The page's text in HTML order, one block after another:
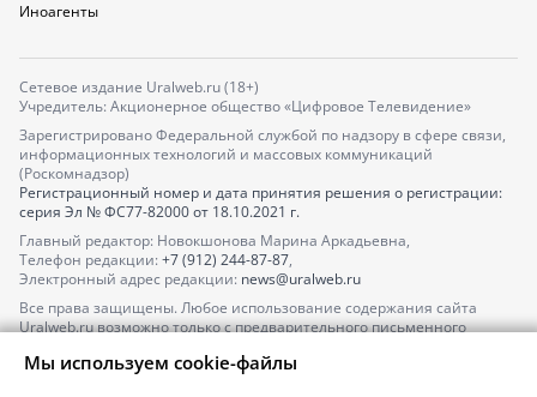
Иноагенты
Сетевое издание Uralweb.ru (18+)
Учредитель: Акционерное общество «Цифровое Телевидение»
Зарегистрировано Федеральной службой по надзору в сфере связи,
информационных технологий и массовых коммуникаций
(Роскомнадзор)
Регистрационный номер и дата принятия решения о регистрации:
серия Эл № ФС77-82000от 18.10.2021 г.
Главный редактор: Новокшонова Марина Аркадьевна,
Телефон редакции: +7 (912) 244-87-87,
Электронный адрес редакции: news@uralweb.ru
Все права защищены. Любое использование содержания сайта
Uralweb.ru возможно только с предварительного письменного
По вопросам размещения рекламы обращайтесь по тел.
Мы используем cookie-файлы